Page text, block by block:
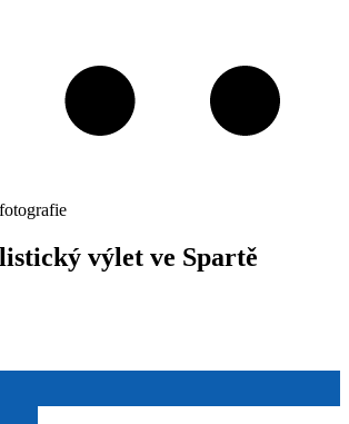
fotografie
výlet ve Spartě